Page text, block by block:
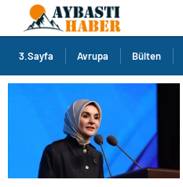
3.Sayfa Avrupa Bülten